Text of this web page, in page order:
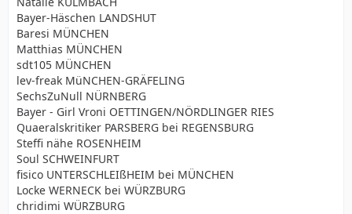
Bayer-Häschen LANDSHUT
Baresi MÜNCHEN
Matthias MÜNCHEN
sdt105 MÜNCHEN
lev-freak MüNCHEN-GRÄFELING
SechsZuNull NÜRNBERG
Bayer - Girl Vroni OETTINGEN/NÖRDLINGER RIES
Quaeralskritiker PARSBERG bei REGENSBURG
Steffi nähe ROSENHEIM
Soul SCHWEINFURT
fisico UNTERSCHLEIßHEIM bei MÜNCHEN
Locke WERNECK bei WÜRZBURG
chridimi WÜRZBURG